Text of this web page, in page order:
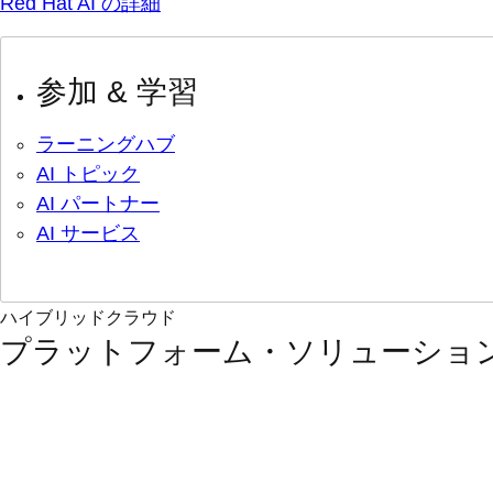
参加 & 学習
ラーニングハブ
AI トピック
AI パートナー
AI サービス
ハイブリッドクラウド
プラットフォーム・ソリューショ